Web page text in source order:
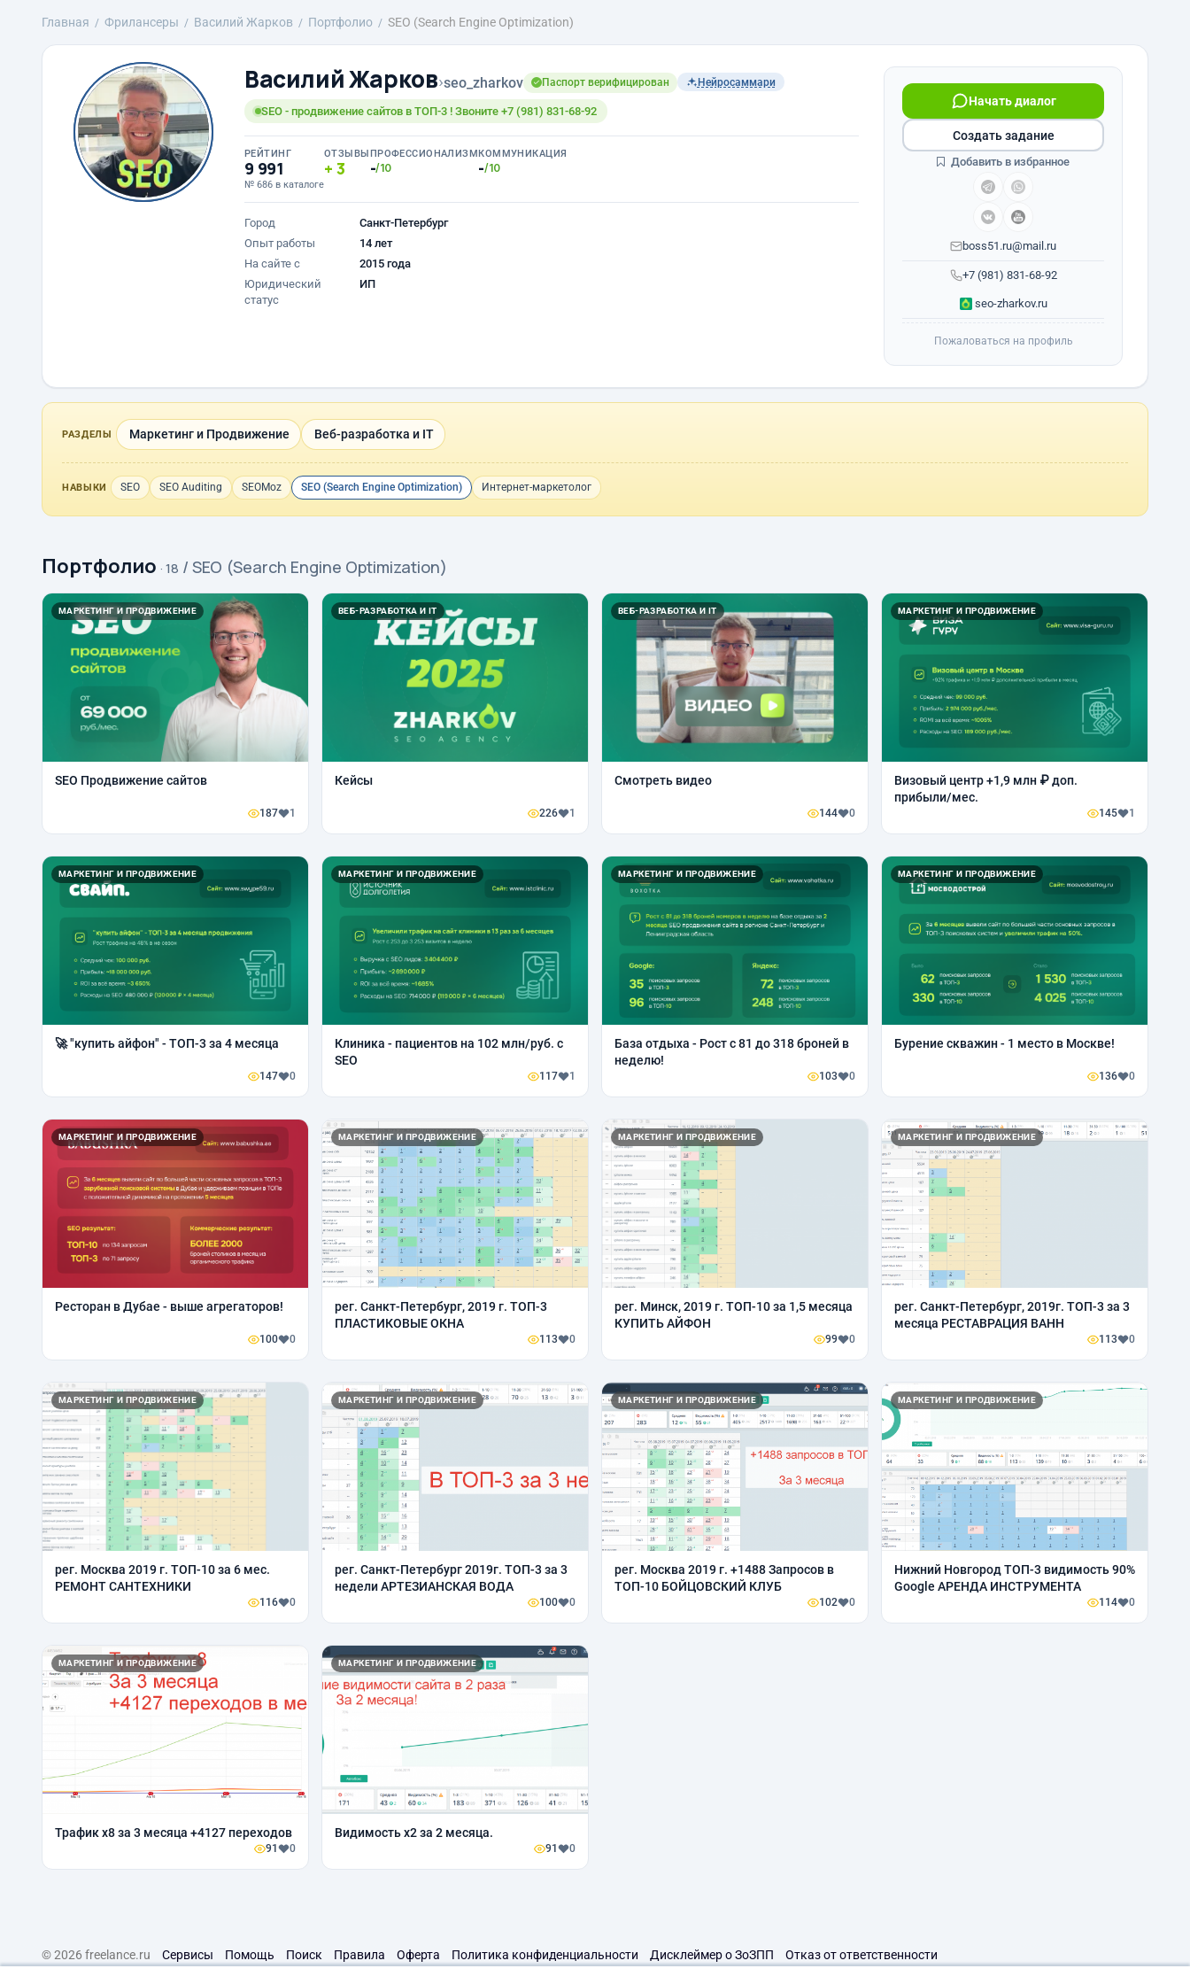
Главная Фрилансеры Василий Жарков Портфолио SEO (Search Engine Optimization)
Василий Жарков›seo_zharkov Паспорт верифицирован Нейросаммари
SEO - продвижение сайтов в ТОП-3 ! Звоните +7 (981) 831-68-92
РЕЙТИНГ
9 991
№ 686 в каталоге
ОТЗЫВЫ
3
ПРОФЕССИОНАЛИЗМ
-/10
КОММУНИКАЦИЯ
-/10
Город
Санкт-Петербург
Опыт работы
14 лет
На сайте с
2015 года
Юридический
статус
ИП
+7 (981) 831-68-92
Начать диалог
boss51.ru@mail.ru
seo-zharkov.ru
Создать задание
Добавить в избранное
Пожаловаться на профиль
РАЗДЕЛЫ Маркетинг и Продвижение Веб-разработка и IT
НАВЫКИ SEO SEO Auditing SEOMoz SEO (Search Engine Optimization) Интернет-маркетолог
Портфолио · 18 / SEO (Search Engine Optimization)
МАРКЕТИНГ И ПРОДВИЖЕНИЕ
SEO Продвижение сайтов
187 1
ВЕБ-РАЗРАБОТКА И IT
Кейсы
226 1
ВЕБ-РАЗРАБОТКА И IT
Смотреть видео
144 0
МАРКЕТИНГ И ПРОДВИЖЕНИЕ
Визовый центр +1,9 млн ₽ доп.
прибыли/мес.
145 1
МАРКЕТИНГ И ПРОДВИЖЕНИЕ
🚀 "купить айфон" - ТОП-3 за 4 месяца
147 0
МАРКЕТИНГ И ПРОДВИЖЕНИЕ
Клиника - пациентов на 102 млн/руб. с
SEO
117 1
МАРКЕТИНГ И ПРОДВИЖЕНИЕ
База отдыха - Рост с 81 до 318 броней в
неделю!
103 0
МАРКЕТИНГ И ПРОДВИЖЕНИЕ
Бурение скважин - 1 место в Москве!
136 0
МАРКЕТИНГ И ПРОДВИЖЕНИЕ
Ресторан в Дубае - выше агрегаторов!
100 0
МАРКЕТИНГ И ПРОДВИЖЕНИЕ
рег. Санкт-Петербург, 2019 г. ТОП-3
ПЛАСТИКОВЫЕ ОКНА
113 0
МАРКЕТИНГ И ПРОДВИЖЕНИЕ
рег. Минск, 2019 г. ТОП-10 за 1,5 месяца
КУПИТЬ АЙФОН
99 0
МАРКЕТИНГ И ПРОДВИЖЕНИЕ
рег. Санкт-Петербург, 2019г. ТОП-3 за 3
месяца РЕСТАВРАЦИЯ ВАНН
113 0
МАРКЕТИНГ И ПРОДВИЖЕНИЕ
рег. Москва 2019 г. ТОП-10 за 6 мес.
РЕМОНТ САНТЕХНИКИ
116 0
МАРКЕТИНГ И ПРОДВИЖЕНИЕ
рег. Санкт-Петербург 2019г. ТОП-3 за 3
недели АРТЕЗИАНСКАЯ ВОДА
100 0
МАРКЕТИНГ И ПРОДВИЖЕНИЕ
рег. Москва 2019 г. +1488 Запросов в
ТОП-10 БОЙЦОВСКИЙ КЛУБ
102 0
МАРКЕТИНГ И ПРОДВИЖЕНИЕ
Нижний Новгород ТОП-3 видимость 90%
Google АРЕНДА ИНСТРУМЕНТА
114 0
МАРКЕТИНГ И ПРОДВИЖЕНИЕ
Трафик х8 за 3 месяца +4127 переходов
91 0
МАРКЕТИНГ И ПРОДВИЖЕНИЕ
Видимость x2 за 2 месяца.
91 0
© 2026 freelance.ru Сервисы Помощь Поиск Правила Оферта Политика конфиденциальности Дисклеймер о ЗоЗПП Отказ от ответственности